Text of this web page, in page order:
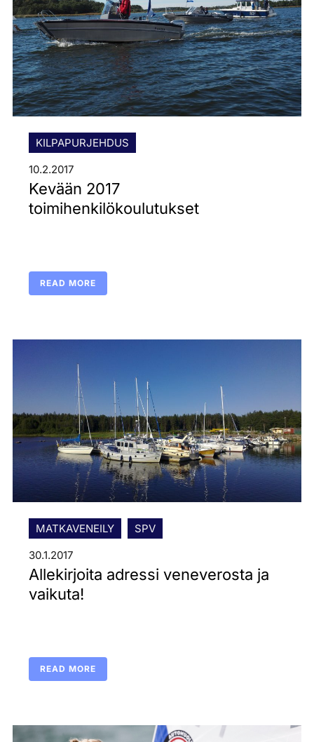
KILPAPURJEHDUS
10.2.2017
Kevään 2017
toimihenkilökoulutukset
READ MORE
MATKAVENEILY
SPV
30.1.2017
Allekirjoita adressi veneverosta ja
vaikuta!
READ MORE